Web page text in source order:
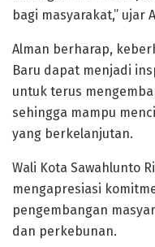
bagi masyarakat,” ujar
Alman berharap,
Baru dapat menjadi
untuk terus
sehingga mampu
yang berkelanjutan.
Wali Kota Sawahlunto
mengapresiasi
pengembangan
dan perkebunan.